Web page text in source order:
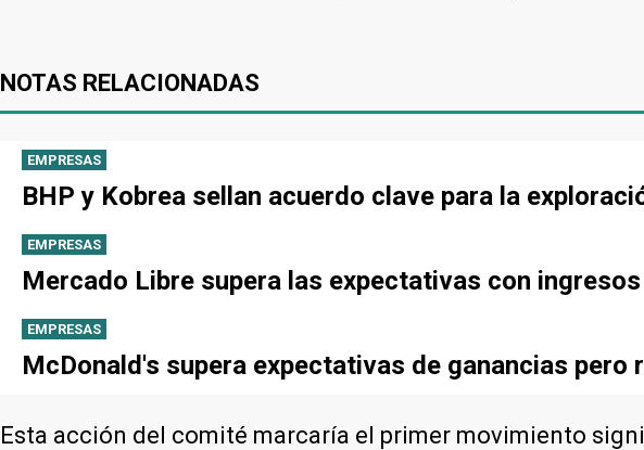
NOTAS RELACIONADAS
EMPRESAS
BHP y Kobrea sellan acuerdo clave para la
EMPRESAS
Mercado Libre supera las expectativas con
EMPRESAS
McDonald's supera expectativas de ganancias
Esta acción del comité marcaría el primer movimiento